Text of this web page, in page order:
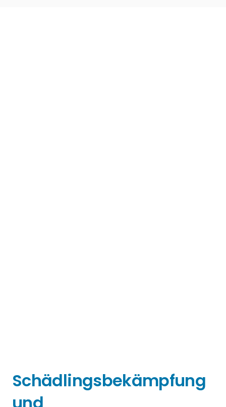
Schädlingsbekämpfung